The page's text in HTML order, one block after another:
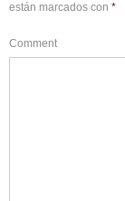
están marcados con *
Comment